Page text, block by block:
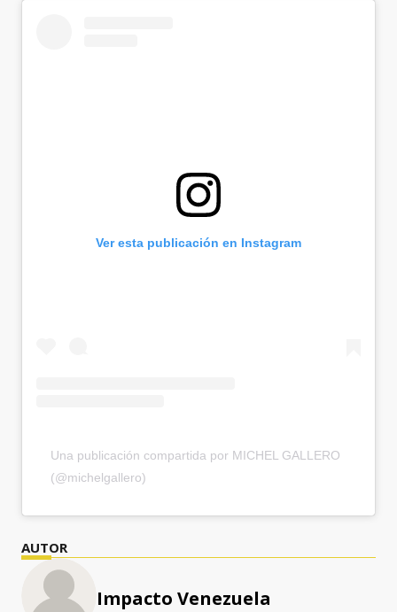
Ver esta publicación en Instagram
Una publicación compartida por MICHEL GALLERO
(@michelgallero)
AUTOR
Impacto Venezuela